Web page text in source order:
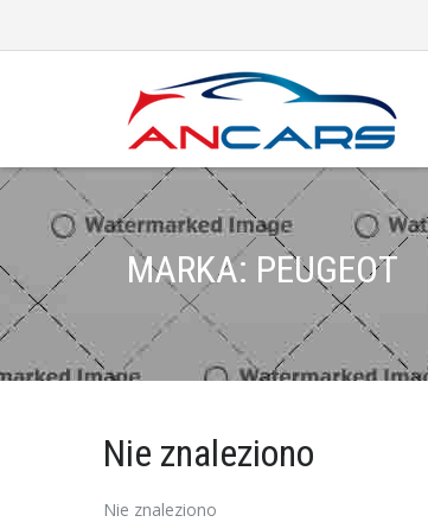
MARKA: PEUGEOT
Nie znaleziono
Nie znaleziono